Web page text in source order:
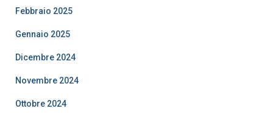
Febbraio 2025
Gennaio 2025
Dicembre 2024
Novembre 2024
Ottobre 2024